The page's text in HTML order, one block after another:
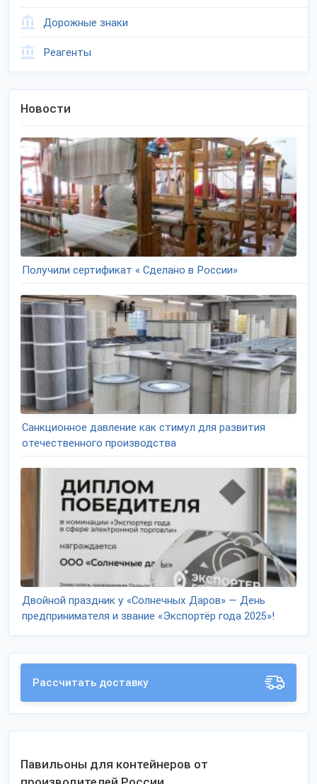
Дорожные знаки
Реагенты
Новости
Получили сертификат « Сделано в России»
Санкционное давление как стимул для развития
отечественного производства
Двойной праздник у «Солнечных Даров» — День
предпринимателя и звание «Экспортёр года 2025»!
Рассчитать доставку
Павильоны для контейнеров от